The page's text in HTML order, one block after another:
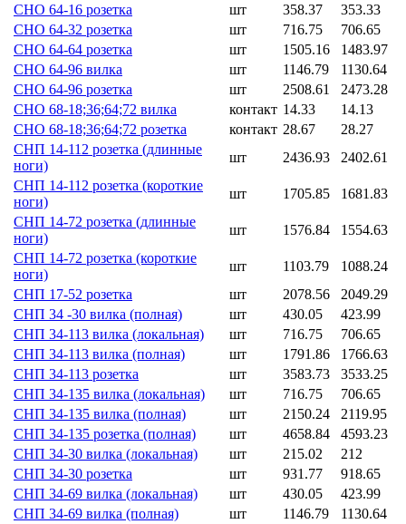
СНО 64-16 розетка
шт 358.37
353.33
СНО 64-32 розетка
шт 716.75
706.65
СНО 64-64 розетка
шт 1505.16
1483.97
СНО 64-96 вилка
шт 1146.79
1130.64
СНО 64-96 розетка
шт 2508.61
2473.28
СНО 68-18;36;64;72 вилка
контакт 14.33
14.13
СНО 68-18;36;64;72 розетка
контакт 28.67
28.27
СНП 14-112 розетка (длинные
ноги)
шт 2436.93
2402.61
СНП 14-112 розетка (короткие
ноги)
шт 1705.85
1681.83
СНП 14-72 розетка (длинные
ноги)
шт 1576.84
1554.63
СНП 14-72 розетка (короткие
ноги)
шт 1103.79
1088.24
СНП 17-52 розетка
шт 2078.56
2049.29
СНП 34 -30 вилка (полная)
шт 430.05
423.99
СНП 34-113 вилка (локальная)
шт 716.75
706.65
СНП 34-113 вилка (полная)
шт 1791.86
1766.63
СНП 34-113 розетка
шт 3583.73
3533.25
СНП 34-135 вилка (локальная)
шт 716.75
706.65
СНП 34-135 вилка (полная)
шт 2150.24
2119.95
СНП 34-135 розетка (полная)
шт 4658.84
4593.23
СНП 34-30 вилка (локальная)
шт 215.02
212
СНП 34-30 розетка
шт 931.77
918.65
СНП 34-69 вилка (локальная)
шт 430.05
423.99
СНП 34-69 вилка (полная)
шт 1146.79
1130.64